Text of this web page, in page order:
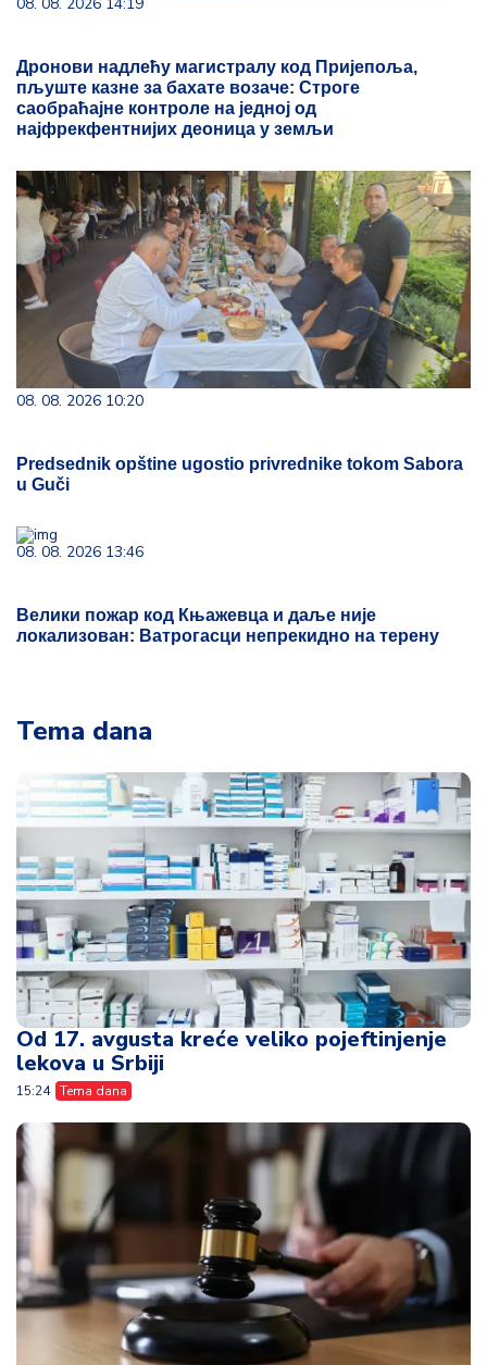
Дронови надлећу магистралу код Пријепоља,
пљуште казне за бахате возаче: Строге
саобраћајне контроле на једној од
најфрекфентнијих деоница у земљи
08. 08. 2026 10:20
Predsednik opštine ugostio privrednike tokom Sabora
u Guči
08. 08. 2026 13:46
Велики пожар код Књажевца и даље није
локализован: Ватрогасци непрекидно на терену
Tema dana
Od 17. avgusta kreće veliko pojeftinjenje
lekova u Srbiji
15:24 Tema dana